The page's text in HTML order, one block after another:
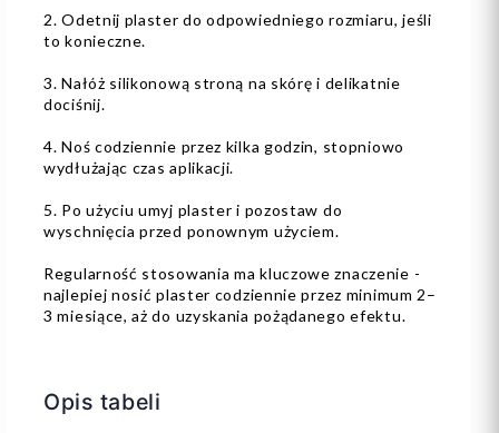
2. Odetnij plaster do odpowiedniego rozmiaru, jeśli
to konieczne.
3. Nałóż silikonową stroną na skórę i delikatnie
dociśnij.
4. Noś codziennie przez kilka godzin, stopniowo
wydłużając czas aplikacji.
5. Po użyciu umyj plaster i pozostaw do
wyschnięcia przed ponownym użyciem.
Regularność stosowania ma kluczowe znaczenie -
najlepiej nosić plaster codziennie przez minimum 2–
3 miesiące, aż do uzyskania pożądanego efektu.
Opis tabeli